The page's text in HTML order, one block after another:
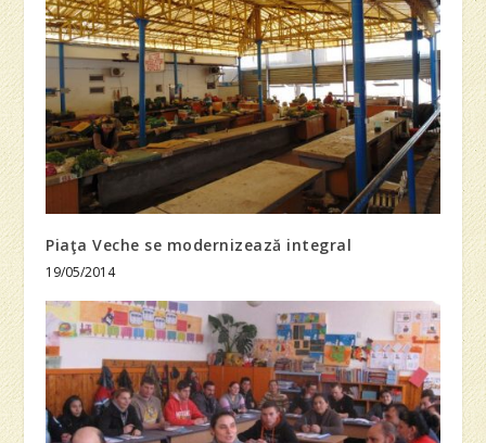
Piaţa Veche se modernizează integral
19/05/2014